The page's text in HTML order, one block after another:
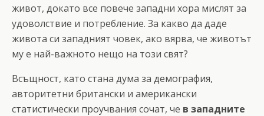
живот, докато все повече западни хора мислят за
удоволствие и потребление. За какво да даде
живота си западният човек, ако вярва, че животът
му е най-важното нещо на този свят?
Всъщност, като стана дума за демография,
авторитетни британски и американски
статистически проучвания сочат, че в западните